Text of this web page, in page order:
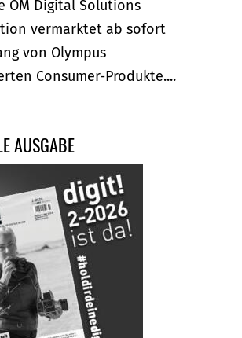
OM Digital Solutions
vermarktet ab sofort
von Olympus
Consumer-Produkte....
AUSGABE